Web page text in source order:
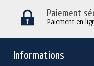
Paiement
Paiement en
Informations